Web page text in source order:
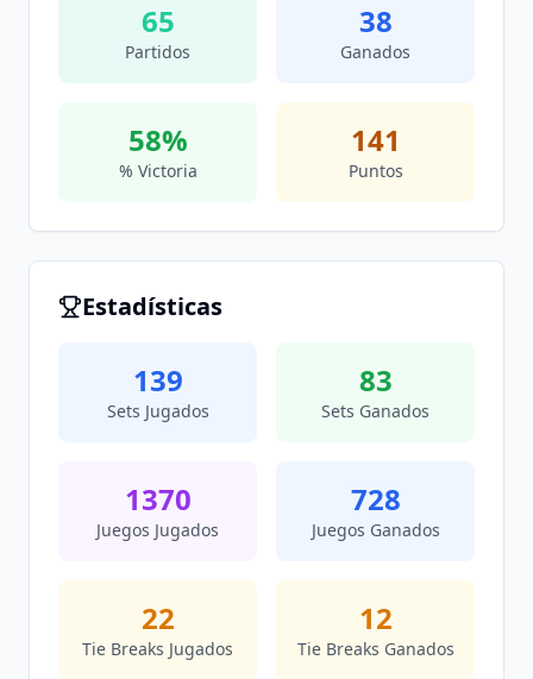
65
Partidos
38
Ganados
58%
% Victoria
141
Puntos
Estadísticas
139
Sets Jugados
83
Sets Ganados
1370
Juegos Jugados
728
Juegos Ganados
22
Tie Breaks Jugados
12
Tie Breaks Ganados